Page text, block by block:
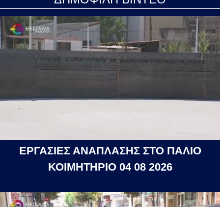
ΕΡΓΑΣΙΕΣ ΑΝΑΠΛΑΣΗΣ ΣΤΟ ΠΑΛΙΟ
ΚΟΙΜΗΤΗΡΙΟ 04 08 2026